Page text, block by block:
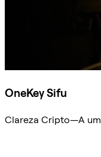
OneKey Sifu
Clareza Cripto—A